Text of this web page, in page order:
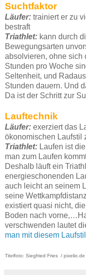
Suchtfaktor
Läufer: trainiert er zu
bestraft
Triathlet: kann durch
Bewegungsarten
absolvieren, ohne sich
Stunden pro Woche
Seltenheit, und
Stunden dauern. Und
Da ist der Schritt zur
Lauftechnik
Läufer: exerziert das
ökonomischen Laufstil
Triathlet: Laufen ist
man zum Laufen
Deshalb läuft ein
energieschonenden
auch leicht an seinem
seine
existiert quasi nicht,
Boden nach
verschwenden lautet
man mit diesem
Titelfoto: Siegfried Fries / pixelio.de